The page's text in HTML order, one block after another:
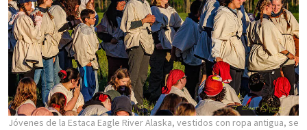
Jóvenes de la Estaca Eagle River Alaska, vestidos con ropa antigua, se